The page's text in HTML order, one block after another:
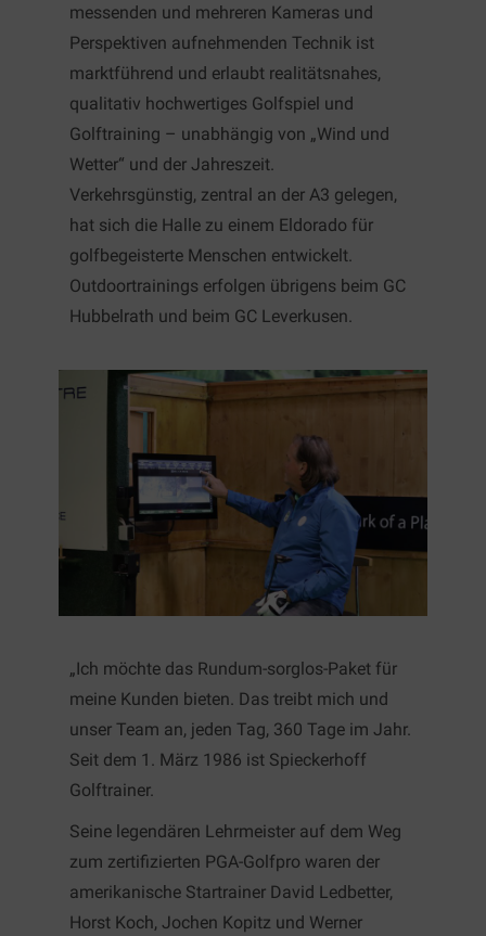
messenden und mehreren Kameras und
Perspektiven aufnehmenden Technik ist
marktführend und erlaubt realitätsnahes,
qualitativ hochwertiges Golfspiel und
Golftraining – unabhängig von „Wind und
Wetter“ und der Jahreszeit.
Verkehrsgünstig, zentral an der A3 gelegen,
hat sich die Halle zu einem Eldorado für
golfbegeisterte Menschen entwickelt.
Outdoortrainings erfolgen übrigens beim GC
Hubbelrath und beim GC Leverkusen.
„Ich möchte das Rundum-sorglos-Paket für
meine Kunden bieten. Das treibt mich und
unser Team an, jeden Tag, 360 Tage im Jahr.
Seit dem 1. März 1986 ist Spieckerhoff
Golftrainer.
Seine legendären Lehrmeister auf dem Weg
zum zertifizierten PGA-Golfpro waren der
amerikanische Startrainer David Ledbetter,
Horst Koch, Jochen Kopitz und Werner